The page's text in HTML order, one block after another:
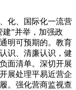
化、国际化一流营
”并举，加强政
明可预期的。教育
识、清廉认识，健
面清单。深切开展
展处理平易近营企
。强化营商监视查